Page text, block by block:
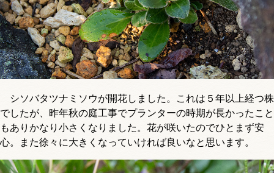
シソバタツナミソウが開花しました。これは５年以上経つ株
でしたが、昨年秋の庭工事でプランターの時期が長かったこと
もありかなり小さくなりました。花が咲いたのでひとまず安
心。また徐々に大きくなっていければ良いなと思います。